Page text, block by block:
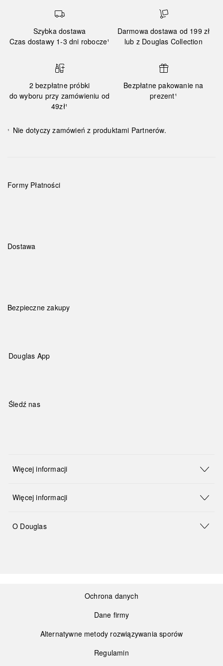
Szybka dostawa
Czas dostawy 1-3 dni robocze¹
Darmowa dostawa od 199 zł
lub z Douglas Collection
2 bezpłatne próbki
do wyboru przy zamówieniu od
49zł¹
Bezpłatne pakowanie na
prezent¹
¹ Nie dotyczy zamówień z produktami Partnerów.
Formy Płatności
Dostawa
Bezpieczne zakupy
Douglas App
Śledź nas
Więcej informacji
Więcej informacji
O Douglas
Ochrona danych
Dane firmy
Alternatywne metody rozwiązywania sporów
Regulamin